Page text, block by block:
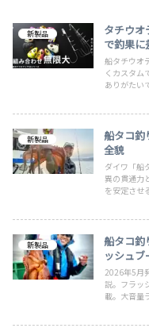
新製品
タチウオ
で釣果に
船タチウオ
くカスタム
ありがたい
新製品
船タコ
全貌
ダイワ「船
異の貫通力
を安定させ
新製品
船タコ釣
ッシュ
2026年5月
説。フラッ
載。大音量